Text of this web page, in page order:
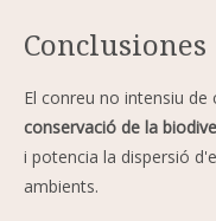
Conclusiones
El conreu no intensiu de
conservació de la
i potencia la dispersió
ambients.